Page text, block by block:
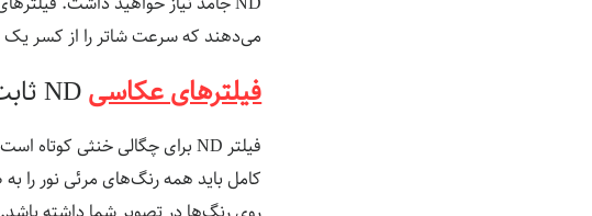
می‌دهند که سرعت شاتر را از کسر
فیلترهای عکاسی